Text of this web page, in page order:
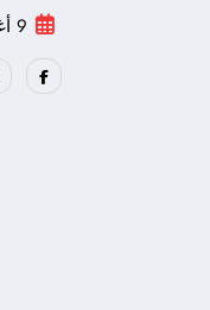
9 أغسطس، 2026